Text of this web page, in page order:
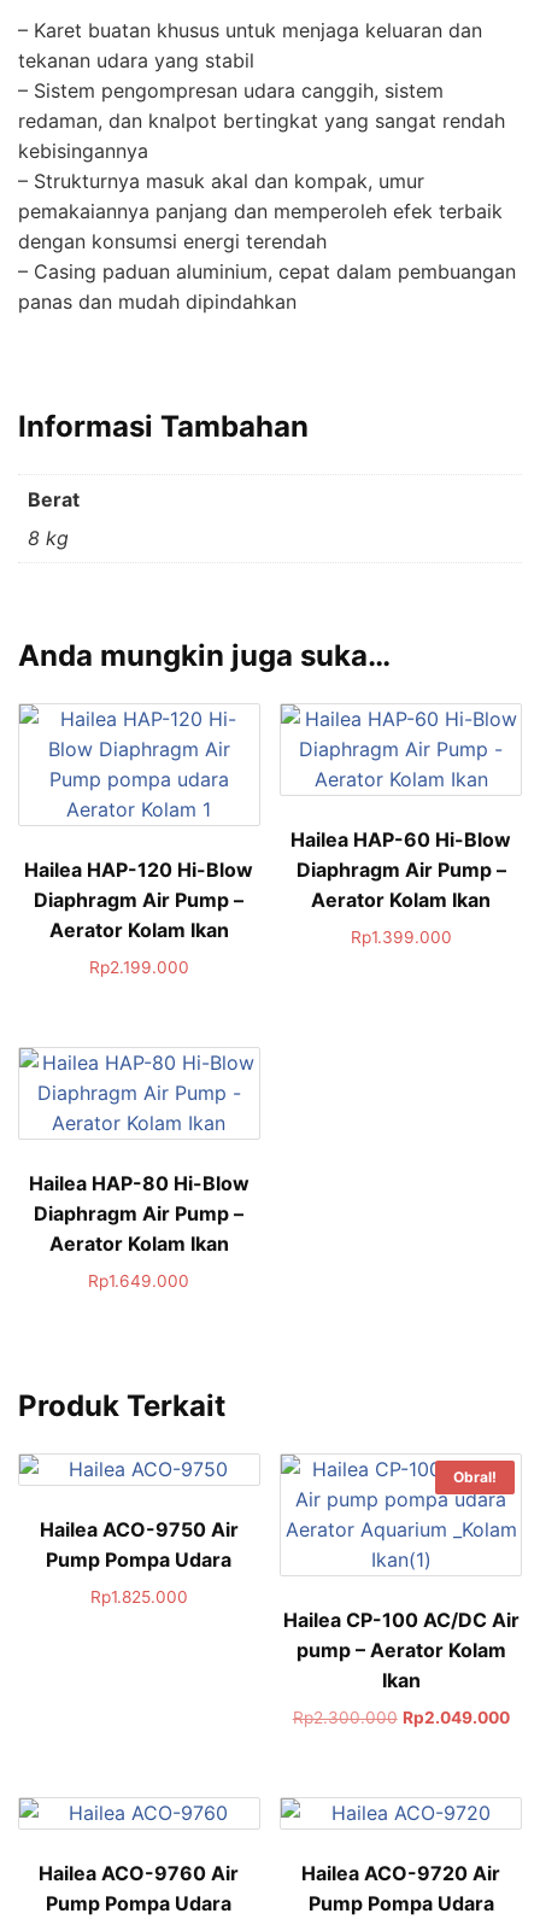
– Karet buatan khusus untuk menjaga keluaran dan
tekanan udara yang stabil
– Sistem pengompresan udara canggih, sistem
redaman, dan knalpot bertingkat yang sangat rendah
kebisingannya
– Strukturnya masuk akal dan kompak, umur
pemakaiannya panjang dan memperoleh efek terbaik
dengan konsumsi energi terendah
– Casing paduan aluminium, cepat dalam pembuangan
panas dan mudah dipindahkan
Informasi Tambahan
Berat
8 kg
Anda mungkin juga suka…
Hailea HAP-120 Hi-Blow
Diaphragm Air Pump –
Aerator Kolam Ikan
Rp2.199.000
Hailea HAP-60 Hi-Blow
Diaphragm Air Pump –
Aerator Kolam Ikan
Rp1.399.000
Hailea HAP-80 Hi-Blow
Diaphragm Air Pump –
Aerator Kolam Ikan
Rp1.649.000
Produk Terkait
Hailea ACO-9750 Air
Pump Pompa Udara
Rp1.825.000
Obral!
Hailea CP-100 AC/DC Air
pump – Aerator Kolam
Ikan
Rp2.300.000 Rp2.049.000
Hailea ACO-9760 Air
Pump Pompa Udara
Hailea ACO-9720 Air
Pump Pompa Udara